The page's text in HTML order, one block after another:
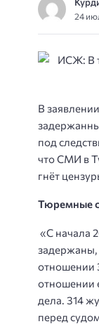
24
В
под
что СМИ в
гнёт
Тюремные
«С начала
задержаны,
отношении
отношении
дела. 314
перед